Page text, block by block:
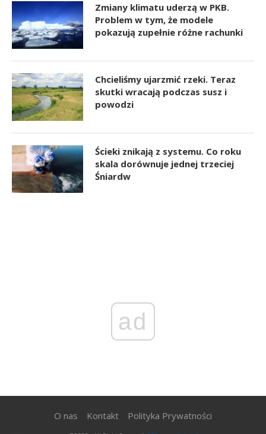
Zmiany klimatu uderzą w PKB.
Problem w tym, że modele
pokazują zupełnie różne rachunki
Chcieliśmy ujarzmić rzeki. Teraz
skutki wracają podczas susz i
powodzi
Ścieki znikają z systemu. Co roku
skala dorównuje jednej trzeciej
Śniardw
ad
O nas Kontakt Polityka Prywatności